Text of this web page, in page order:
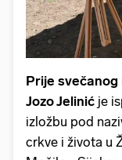
Prije svečanog
Jozo Jelinić je
izložbu pod
crkve i života u